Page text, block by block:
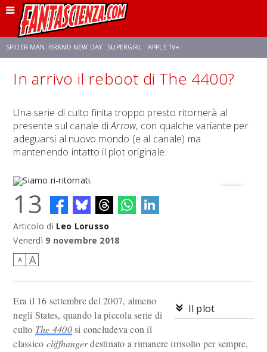
SPIDER-MAN: BRAND NEW DAY SUPERGIRL APPLE TV+
FRANCO RICCIARDIELLO ZENDAYA AVENGERS: DOOMSDAY STAR TREK
NETFLIX SADIE SINK STAR TREK: STRANGE NEW WORLDS
In arrivo il reboot di The 4400?
Una serie di culto finita troppo presto ritornerà al
presente sul canale diArrow, con qualche variante per
adeguarsi al nuovo mondo (e al canale) ma
mantenendo intatto il plot originale.
Siamo ri-ritornati.
13
Articolo di Leo Lorusso
Venerdì 9 novembre 2018
A A
Il plot
Era il 16 settembre del 2007, almeno
negli States, quando la piccola serie di
culto The 4400si concludeva con il
classico cliffhangerdestinato a rimanere irrisolto per sempre,